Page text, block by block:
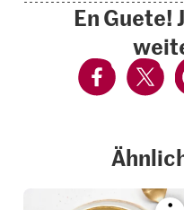
En Guete!